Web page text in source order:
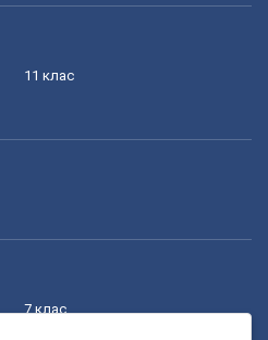
11 клас
7 клас